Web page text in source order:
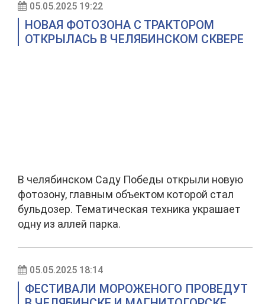
05.05.2025 19:22
НОВАЯ ФОТОЗОНА С ТРАКТОРОМ
ОТКРЫЛАСЬ В ЧЕЛЯБИНСКОМ СКВЕРЕ
В челябинском Саду Победы открыли новую
фотозону, главным объектом которой стал
бульдозер. Тематическая техника украшает
одну из аллей парка.
05.05.2025 18:14
ФЕСТИВАЛИ МОРОЖЕНОГО ПРОВЕДУТ